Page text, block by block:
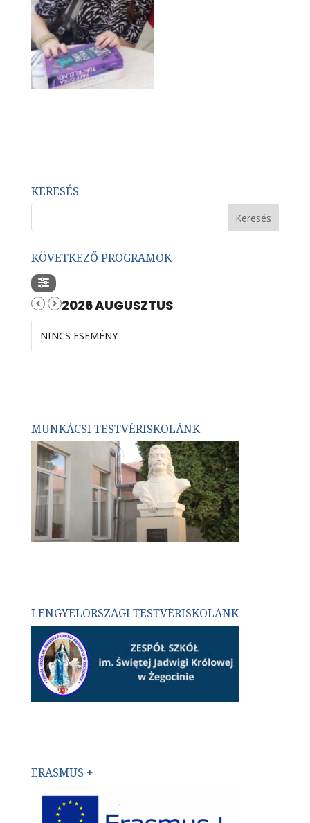
KERESÉS
KÖVETKEZŐ PROGRAMOK
2026 AUGUSZTUS
NINCS ESEMÉNY
MUNKÁCSI TESTVÉRISKOLÁNK
LENGYELORSZÁGI TESTVÉRISKOLÁNK
ERASMUS +